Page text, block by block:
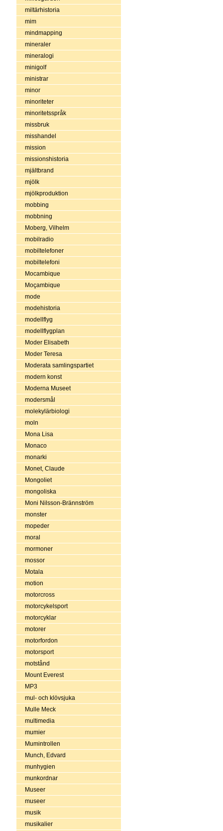
miltärhistoria
mim
mindmapping
mineraler
mineralogi
minigolf
ministrar
minor
minoriteter
minoritetsspråk
missbruk
misshandel
mission
missionshistoria
mjältbrand
mjölk
mjölkproduktion
mobbing
mobbning
Moberg, Vilhelm
mobilradio
mobiltelefoner
mobiltelefoni
Mocambique
Moçambique
mode
modehistoria
modellflyg
modellflygplan
Moder Elisabeth
Moder Teresa
Moderata samlingspartiet
modern konst
Moderna Museet
modersmål
molekylärbiologi
moln
Mona Lisa
Monaco
monarki
Monet, Claude
Mongoliet
mongoliska
Moni Nilsson-Brännström
monster
mopeder
moral
mormoner
mossor
Motala
motion
motorcross
motorcykelsport
motorcyklar
motorer
motorfordon
motorsport
motstånd
Mount Everest
MP3
mul- och klövsjuka
Mulle Meck
multimedia
mumier
Mumintrollen
Munch, Edvard
munhygien
munkordnar
Museer
museer
musik
musikalier